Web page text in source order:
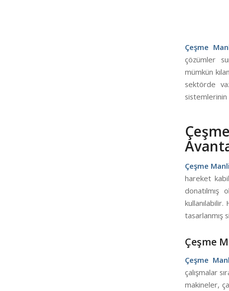
Çeşme
çözümler
mümkün
sektörde
sistemlerinin
Çeşme
hareket
tasarlanmış
Çeşme
Çeşme
çalışmalar
makineler,